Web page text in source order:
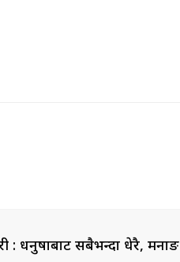
: धनुषाबाट सबैभन्दा धेरै, मनाङ